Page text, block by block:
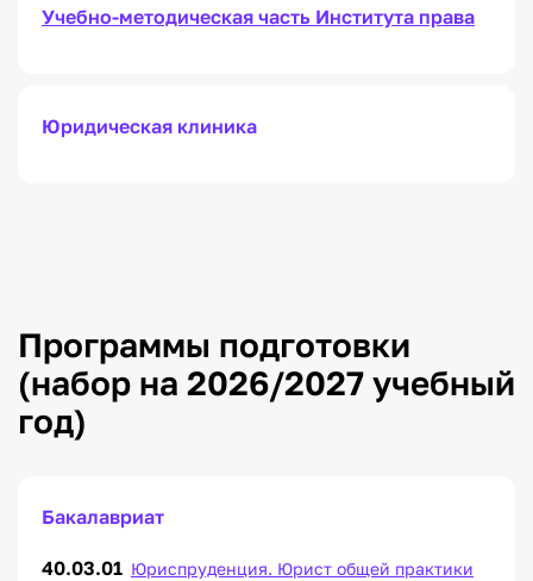
Учебно-методическая часть Института права
Юридическая клиника
Программы подготовки
(набор на 2026/2027 учебный
год)
Бакалавриат
40.03.01 Юриспруденция. Юрист общей практики